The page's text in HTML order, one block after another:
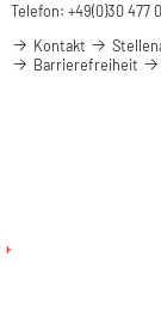
Telefon: +49(0)30 477
Kontakt
Barrierefreiheit